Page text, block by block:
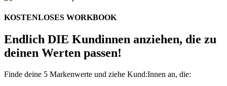
KOSTENLOSES WORKBOOK
Endlich DIE Kundinnen anziehen, die zu
deinen Werten passen!
Finde deine 5 Markenwerte und ziehe Kund:Innen an, die: